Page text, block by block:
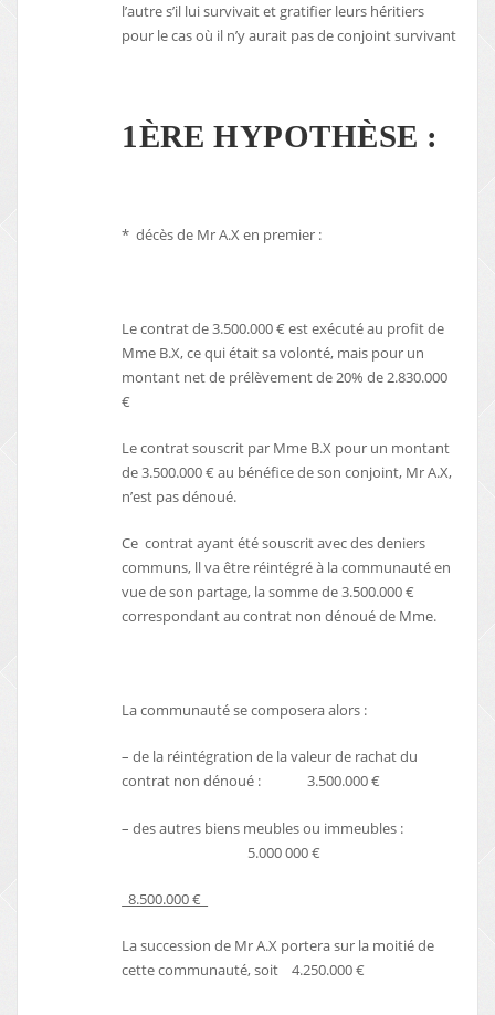
l’autre s’il lui survivait et gratifier leurs héritiers
pour le cas où il n’y aurait pas de conjoint survivant
1ÈRE HYPOTHÈSE :
* décès de Mr A.X en premier :
Le contrat de 3.500.000 € est exécuté au profit de
Mme B.X, ce qui était sa volonté, mais pour un
montant net de prélèvement de 20% de 2.830.000
€
Le contrat souscrit par Mme B.X pour un montant
de 3.500.000 € au bénéfice de son conjoint, Mr A.X,
n’est pas dénoué.
Ce contrat ayant été souscrit avec des deniers
communs, ll va être réintégré à la communauté en
vue de son partage, la somme de 3.500.000 €
correspondant au contrat non dénoué de Mme.
La communauté se composera alors :
– de la réintégration de la valeur de rachat du
contrat non dénoué : 3.500.000 €
– des autres biens meubles ou immeubles :
5.000 000 €
8.500.000 €
La succession de Mr A.X portera sur la moitié de
cette communauté, soit 4.250.000 €